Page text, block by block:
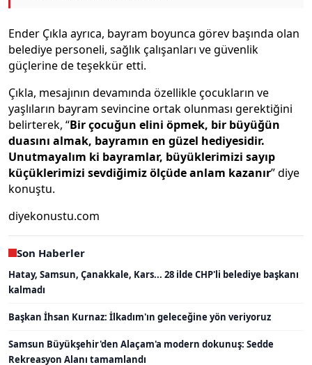
Ender Çıkla ayrıca, bayram boyunca görev başında olan
belediye personeli, sağlık çalışanları ve güvenlik
güçlerine de teşekkür etti.
Çıkla, mesajının devamında özellikle çocukların ve
yaşlıların bayram sevincine ortak olunması gerektiğini
belirterek, “Bir çocuğun elini öpmek, bir büyüğün
duasını almak, bayramın en güzel hediyesidir.
Unutmayalım ki bayramlar, büyüklerimizi sayıp
küçüklerimizi sevdiğimiz ölçüde anlam kazanır” diye
konuştu.
diyekonustu.com
Son Haberler
Hatay, Samsun, Çanakkale, Kars... 28 ilde CHP'li belediye başkanı
kalmadı
Başkan İhsan Kurnaz: İlkadım'ın geleceğine yön veriyoruz
Samsun Büyükşehir'den Alaçam'a modern dokunuş: Sedde
Rekreasyon Alanı tamamlandı